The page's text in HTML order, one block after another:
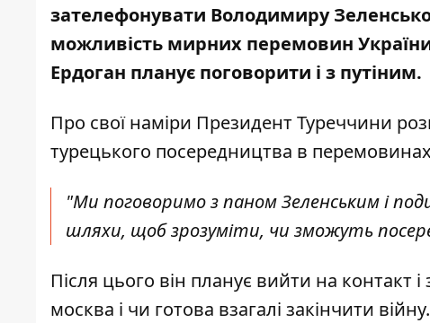
зателефонувати Володимиру
можливість мирних перемовин України
Ердоган планує поговорити і з путіним.
Про свої наміри Президент Туреччини
турецького посередництва в
"Ми поговоримо з паном Зеленським і
шляхи, щоб зрозуміти, чи зможуть
Після цього він планує вийти на контакт
москва і чи готова взагалі закінчити